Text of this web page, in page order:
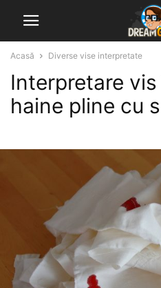
Acasă Diverse vise interpretate
Interpretare
haine pline cu